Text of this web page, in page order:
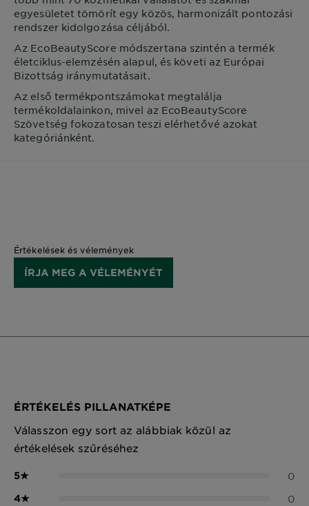
egyesületet tömörít egy közös, harmonizált pontozási
rendszer kidolgozása céljából.
Az EcoBeautyScore módszertana szintén a termék
életciklus-elemzésén alapul, és követi az Európai
Bizottság iránymutatásait.
Az első termékpontszámokat megtalálja
termékoldalainkon, mivel az EcoBeautyScore
Szövetség fokozatosan teszi elérhetővé azokat
kategóriánként.
Értékelések és vélemények
ÍRJA MEG A VÉLEMÉNYÉT
ÉRTÉKELÉS PILLANATKÉPE
Válasszon egy sort az alábbiak közül az
értékelések szűréséhez
5★ 0
4★ 0